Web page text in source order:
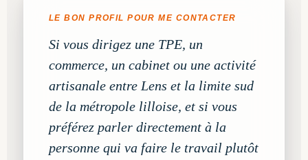
LE BON PROFIL POUR ME CONTACTER
Si vous dirigez une TPE, un
commerce, un cabinet ou une activité
artisanale entre Lens et la limite sud
de la métropole lilloise, et si vous
préférez parler directement à la
personne qui va faire le travail plutôt